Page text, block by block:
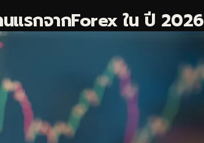
แรกจากForex ใน ปี 2026